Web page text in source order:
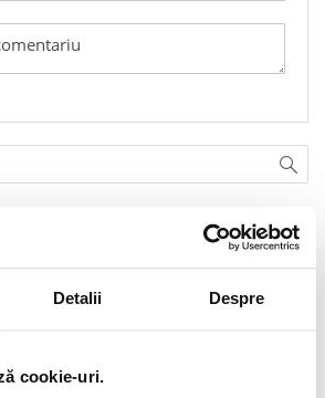
Detalii Despre
cookie-uri.